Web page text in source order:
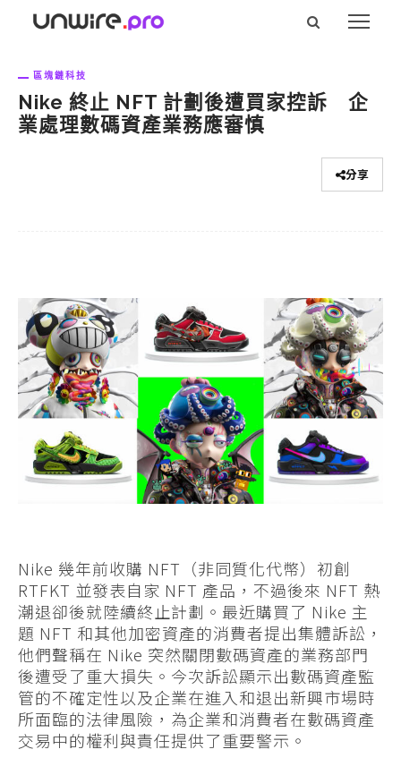
區塊鏈科技
Nike 終止 NFT 計劃後遭買家控訴 企
業處理數碼資產業務應審慎
分享
Nike 幾年前收購 NFT（非同質化代幣）初創
RTFKT 並發表自家 NFT 產品，不過後來 NFT 熱
潮退卻後就陸續終止計劃。最近購買了 Nike 主
題 NFT 和其他加密資產的消費者提出集體訴訟，
他們聲稱在 Nike 突然關閉數碼資產的業務部門
後遭受了重大損失。今次訴訟顯示出數碼資產監
管的不確定性以及企業在進入和退出新興市場時
所面臨的法律風險，為企業和消費者在數碼資產
交易中的權利與責任提供了重要警示。